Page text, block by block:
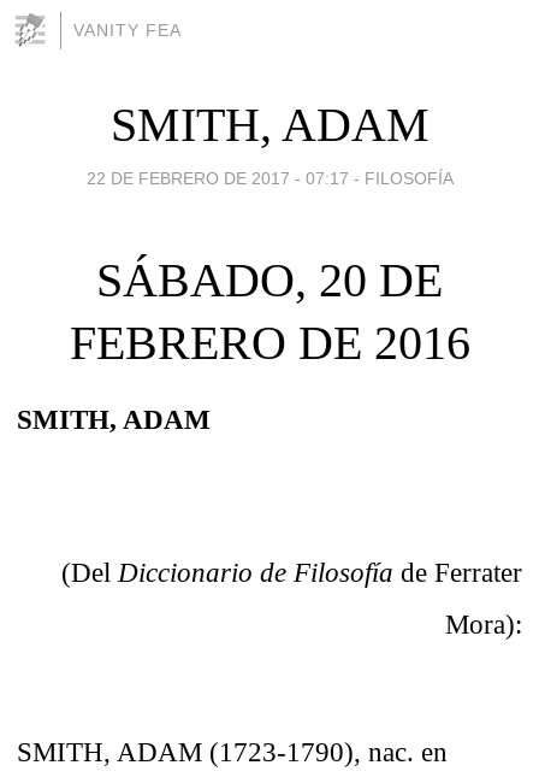
VANITY FEA
SMITH, ADAM
22 DE FEBRERO DE 2017 - 07:17 - FILOSOFÍA
SÁBADO, 20 DE
FEBRERO DE 2016
SMITH, ADAM
(Del Diccionario de Filosofía de Ferrater
Mora):
SMITH, ADAM (1723-1790), nac. en